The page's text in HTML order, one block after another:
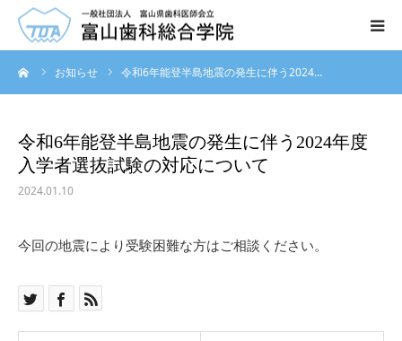
お知らせ 令和6年能登半島地震の発生に伴う2024…
令和6年能登半島地震の発生に伴う2024年度
入学者選抜試験の対応について
2024.01.10
今回の地震により受験困難な方はご相談ください。
ホーム
学科
入学案内